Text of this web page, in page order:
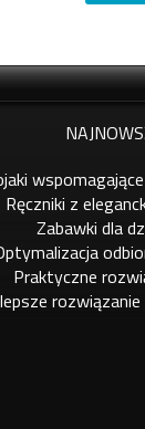
Ręczniki z
Zabawki dla
Praktyczne